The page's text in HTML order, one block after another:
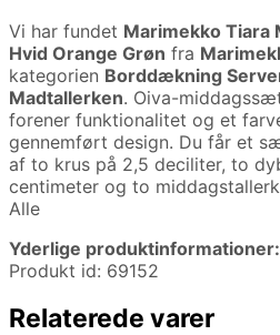
Vi har fundet Marimekko Tiara
Hvid Orange Grøn fra
kategorien Borddækning
Madtallerken. Oiva-
forener funktionalitet og et
gennemført design. Du får et
af to krus på 2,5 deciliter, to
centimeter og to
Alle
Yderlige produktinformationer:
Produkt id: 69152
Relaterede varer